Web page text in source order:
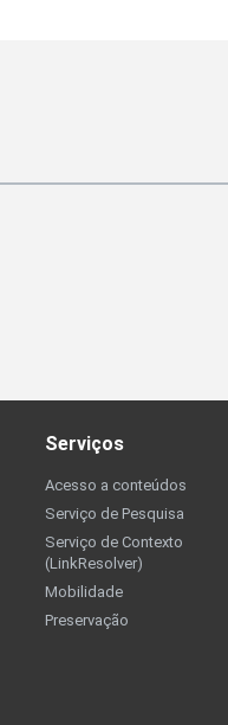
Serviços
Acesso a conteúdos
Serviço de Pesquisa
Serviço de Contexto
(LinkResolver)
Mobilidade
Preservação